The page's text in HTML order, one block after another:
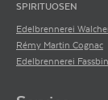
SPIRITUOSEN
Edelbrennerei
Rémy Martin Cognac
Edelbrennerei